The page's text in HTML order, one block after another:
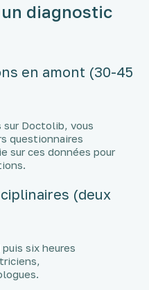
diagnostic
en amont (30-45
sur Doctolib, vous
questionnaires
sur ces données pour
(deux
six heures